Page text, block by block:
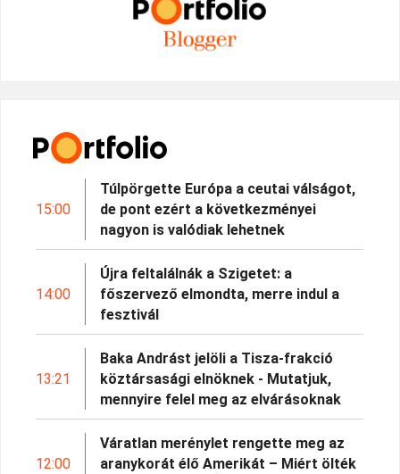
15:00
Túlpörgette Európa a ceutai válságot,
de pont ezért a következményei
nagyon is valódiak lehetnek
14:00
Újra feltalálnák a Szigetet: a
főszervező elmondta, merre indul a
fesztivál
13:21
Baka Andrást jelöli a Tisza-frakció
köztársasági elnöknek - Mutatjuk,
mennyire felel meg az elvárásoknak
12:00
Váratlan merénylet rengette meg az
aranykorát élő Amerikát – Miért ölték